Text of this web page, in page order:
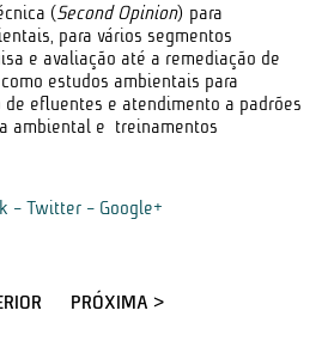
(Second Opinion) para
para vários segmentos
e avaliação até a remediação de
estudos ambientais para
efluentes e atendimento a padrões
ambiental e treinamentos
-Twitter - Google+
PRÓXIMA >